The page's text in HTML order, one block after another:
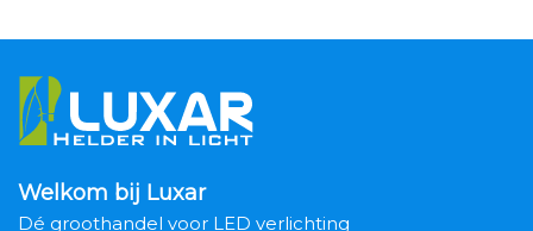
Welkom bij Luxar
Dé groothandel voor LED verlichting